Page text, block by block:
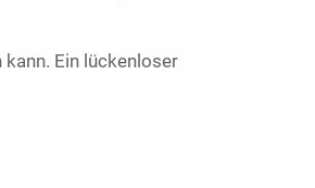
Ein lückenloser